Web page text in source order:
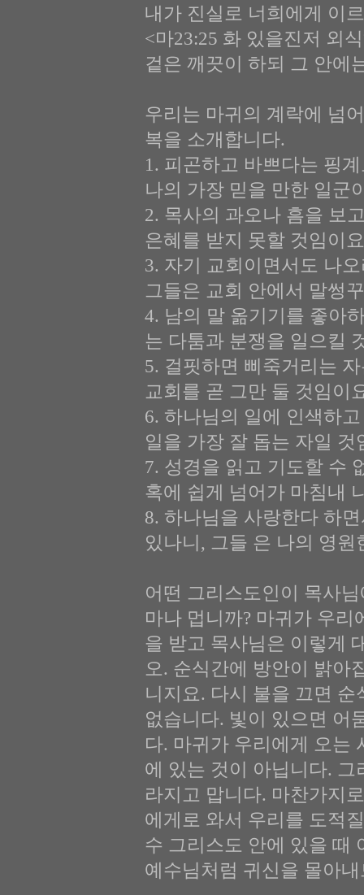
내가 진실로 너희에게 이
<마23:25 화 있을진저 외
겉은 깨끗이 하되 그 안에
우리는 마귀의 계락에 넘
복을 소개합니다.
1. 피곤하고 바쁘다는 핑
나의 가장 믿을 만한 일군
2. 목사의 과오나 흠을 보
은혜를 받지 못할 것임이
3. 자기 교회이면서도 나
그들은 교회 안에서 말썽
4. 남의 말 옮기기를 좋아
는 다툼과 분쟁을 일으킬
5. 걸핏하면 삐죽거리는
교회를 곧 그만 둘 것임이
6. 하나님의 일에 인색하
일을 가장 잘 돕는 자일 것
7. 성경을 읽고 기도할 수
혹에 쉽게 넘어가 마침내
8. 하나님을 사랑한다 하
있나니, 그들 은 나의 영
어떤 그리스도인이 목사
마나 멉니까? 마귀가 우
을 받고 목사님은 이렇게
오. 순식간에 방안이 밝아
니지요. 다시 불을 끄면
없습니다. 빛이 있으면 어
다. 마귀가 우리에게 오는
에 있는 것이 아닙니다.
라지고 맙니다. 마찬가지
에게로 와서 우리를 도적
수 그리스도 안에 있을 때
예수님처럼 귀신을 몰아